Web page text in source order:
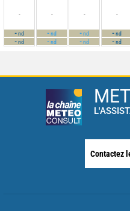
-
-nd
-nd
-
-nd
-nd
-
-nd
-nd
-
-nd
-nd
Contactez